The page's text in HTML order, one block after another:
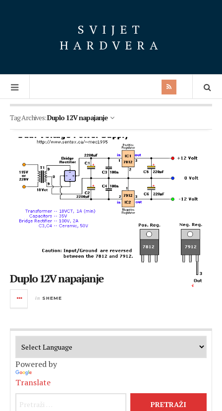
SVIJET
HARDVERA
Tag Archives:Duplo 12V napajanje
Duplo 12V napajanje
in SHEME
Powered by
Translate